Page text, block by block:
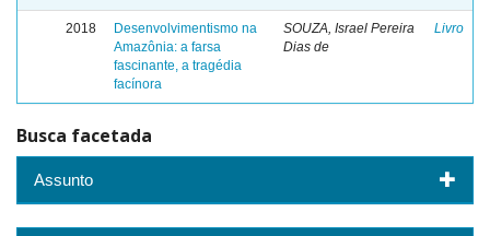
2018
Desenvolvimentismo na
Amazônia: a farsa
fascinante, a tragédia
facínora
SOUZA, Israel Pereira
Dias de
Livro
Busca facetada
Assunto